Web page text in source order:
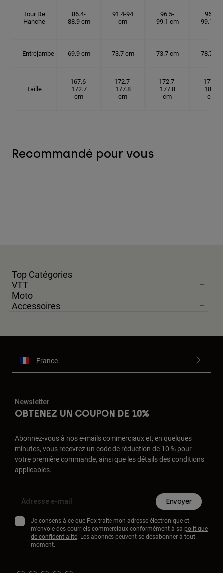
Tour De
Hanche
86.4-
88.9 cm
91.4-94
cm
96.5-
99.1 cm
96.5-
99.1 cm
Entrejambe 69.9 cm 73.7 cm 73.7 cm 78.7 cm
Taille
167.6-
172.7
cm
172.7-
177.8
cm
172.7-
177.8
cm
177.8-
182.9
cm
Recommandé pour vous
Top Catégories
VTT
Moto
Accessoires
France
Newsletter
OBTENEZ UN COUPON DE 10%
Abonnez-vous à nos e-mails commerciaux et, en quelques
minutes, vous recevrez un code de réduction de 10 % pour
votre première commande, ainsi que les détails des conditions
applicables.
Envoyer
Je consens à ce que Fox traite mon adresse électronique et
m'envoie des courriels commerciaux conformément à sa politique
de confidentialité. Les abonnés peuvent se désabonner à tout
moment.